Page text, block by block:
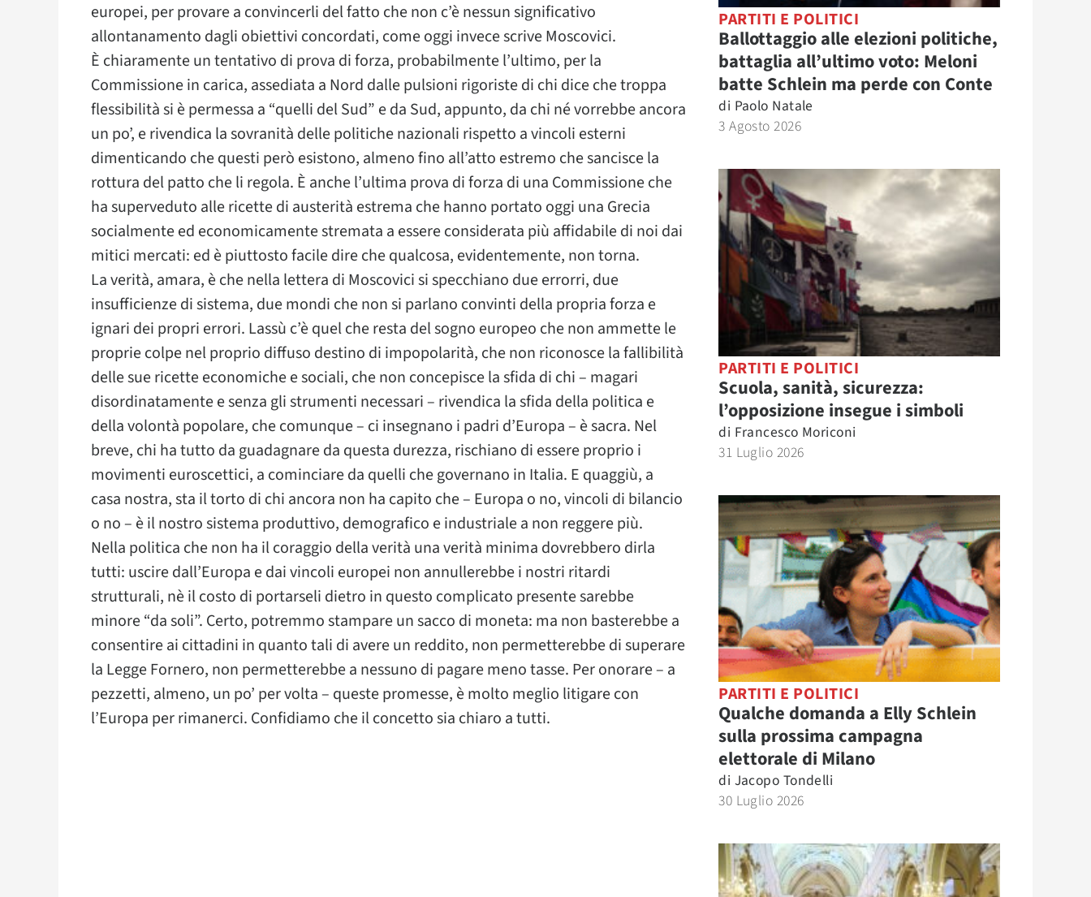
europei, per provare a convincerli del fatto che non c’è nessun significativo
allontanamento dagli obiettivi concordati, come oggi invece scrive Moscovici.
È chiaramente un tentativo di prova di forza, probabilmente l’ultimo, per la
Commissione in carica, assediata a Nord dalle pulsioni rigoriste di chi dice che troppa
flessibilità si è permessa a “quelli del Sud” e da Sud, appunto, da chi né vorrebbe ancora
un po’, e rivendica la sovranità delle politiche nazionali rispetto a vincoli esterni
dimenticando che questi però esistono, almeno fino all’atto estremo che sancisce la
rottura del patto che li regola. È anche l’ultima prova di forza di una Commissione che
ha superveduto alle ricette di austerità estrema che hanno portato oggi una Grecia
socialmente ed economicamente stremata a essere considerata più affidabile di noi dai
mitici mercati: ed è piuttosto facile dire che qualcosa, evidentemente, non torna.
La verità, amara, è che nella lettera di Moscovici si specchiano due errorri, due
insufficienze di sistema, due mondi che non si parlano convinti della propria forza e
ignari dei propri errori. Lassù c’è quel che resta del sogno europeo che non ammette le
proprie colpe nel proprio diffuso destino di impopolarità, che non riconosce la fallibilità
delle sue ricette economiche e sociali, che non concepisce la sfida di chi – magari
disordinatamente e senza gli strumenti necessari – rivendica la sfida della politica e
della volontà popolare, che comunque – ci insegnano i padri d’Europa – è sacra. Nel
breve, chi ha tutto da guadagnare da questa durezza, rischiano di essere proprio i
movimenti euroscettici, a cominciare da quelli che governano in Italia. E quaggiù, a
casa nostra, sta il torto di chi ancora non ha capito che – Europa o no, vincoli di bilancio
o no – è il nostro sistema produttivo, demografico e industriale a non reggere più.
Nella politica che non ha il coraggio della verità una verità minima dovrebbero dirla
tutti: uscire dall’Europa e dai vincoli europei non annullerebbe i nostri ritardi
strutturali, nè il costo di portarseli dietro in questo complicato presente sarebbe
minore “da soli”. Certo, potremmo stampare un sacco di moneta: ma non basterebbe a
consentire ai cittadini in quanto tali di avere un reddito, non permetterebbe di superare
la Legge Fornero, non permetterebbe a nessuno di pagare meno tasse. Per onorare – a
pezzetti, almeno, un po’ per volta – queste promesse, è molto meglio litigare con
l’Europa per rimanerci. Confidiamo che il concetto sia chiaro a tutti.
PARTITI E POLITICI
Ballottaggio alle elezioni politiche,
battaglia all’ultimo voto: Meloni
batte Schlein ma perde con Conte
di Paolo Natale
3 Agosto 2026
PARTITI E POLITICI
Scuola, sanità, sicurezza:
l’opposizione insegue i simboli
di Francesco Moriconi
31 Luglio 2026
PARTITI E POLITICI
Qualche domanda a Elly Schlein
sulla prossima campagna
elettorale di Milano
di Jacopo Tondelli
30 Luglio 2026